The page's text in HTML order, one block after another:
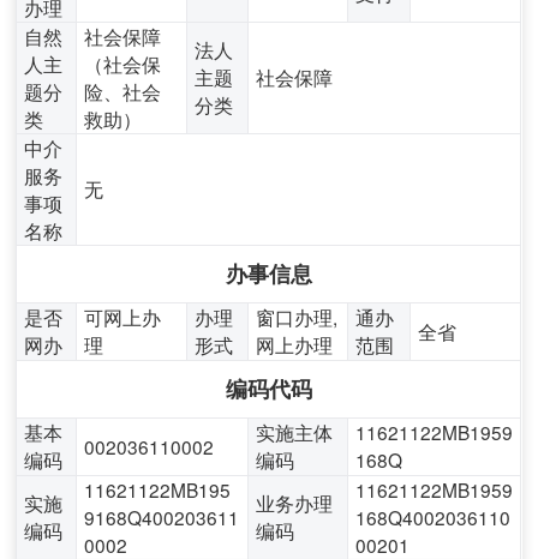
办理
自然
人主
题分
类
社会保障
（社会保
险、社会
救助）
法人
主题
分类
社会保障
中介
服务
事项
名称
无
办事信息
是否
网办
可网上办
理
办理
形式
窗口办理,
网上办理
通办
范围
全省
编码代码
基本
编码
002036110002
实施主体
编码
11621122MB1959
168Q
实施
编码
11621122MB195
9168Q400203611
0002
业务办理
编码
11621122MB1959
168Q4002036110
00201